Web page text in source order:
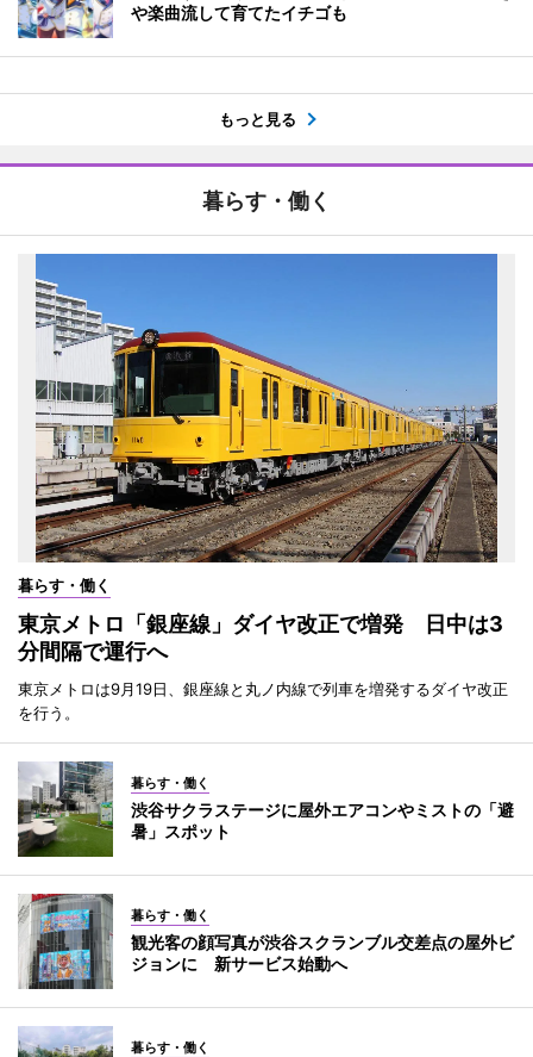
や楽曲流して育てたイチゴも
もっと見る
暮らす・働く
暮らす・働く
東京メトロ「銀座線」ダイヤ改正で増発 日中は3
分間隔で運行へ
東京メトロは9月19日、銀座線と丸ノ内線で列車を増発するダイヤ改正
を行う。
暮らす・働く
渋谷サクラステージに屋外エアコンやミストの「避
暑」スポット
暮らす・働く
観光客の顔写真が渋谷スクランブル交差点の屋外ビ
ジョンに 新サービス始動へ
暮らす・働く